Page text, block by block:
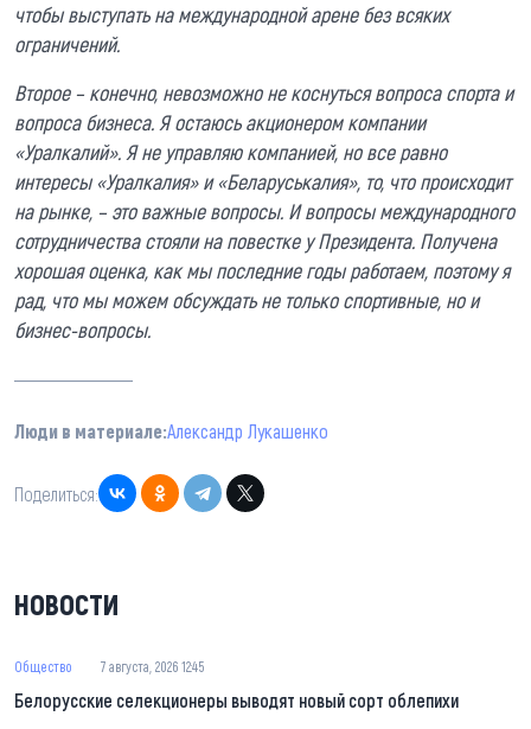
чтобы выступать на международной арене без всяких
ограничений.
Второе – конечно, невозможно не коснуться вопроса спорта и
вопроса бизнеса. Я остаюсь акционером компании
«Уралкалий». Я не управляю компанией, но все равно
интересы «Уралкалия» и «Беларуськалия», то, что происходит
на рынке, – это важные вопросы. И вопросы международного
сотрудничества стояли на повестке у Президента. Получена
хорошая оценка, как мы последние годы работаем, поэтому я
рад, что мы можем обсуждать не только спортивные, но и
бизнес-вопросы.
Люди в материале:Александр Лукашенко
Поделиться:
НОВОСТИ
Общество 7 августа, 2026 12:45
Белорусские селекционеры выводят новый сорт облепихи